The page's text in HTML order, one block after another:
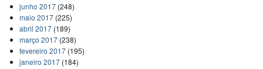
junho 2017(248)
maio 2017(225)
abril 2017(189)
março 2017(238)
fevereiro 2017(195)
janeiro 2017(184)